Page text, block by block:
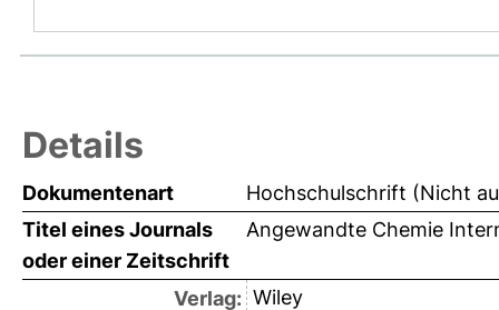
Details
Dokumentenart
Hochschulschrift (Nicht
Titel eines Journals
oder einer Zeitschrift
Angewandte Chemie
Verlag: Wiley